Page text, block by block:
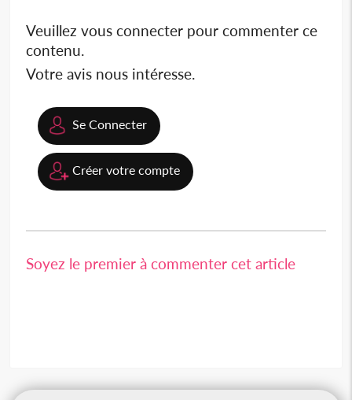
Veuillez vous connecter pour commenter ce
contenu.
Votre avis nous intéresse.
Se Connecter
Créer votre compte
Soyez le premier à commenter cet article